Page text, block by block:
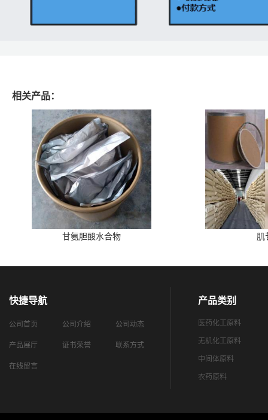
相关产品：
甘氨胆酸水合物 肌
快捷导航
公司首页 公司介绍 公司动态
产品展厅 证书荣誉 联系方式
在线留言
产品类别
医药化工原料
无机化工原料
中间体原料
农药原料